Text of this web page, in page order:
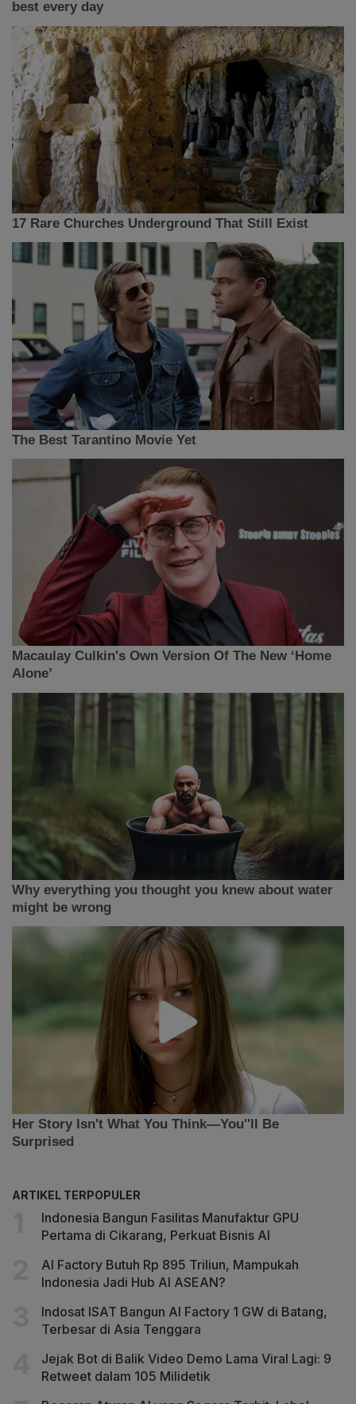
ARTIKEL TERPOPULER
Indonesia Bangun Fasilitas Manufaktur GPU
Pertama di Cikarang, Perkuat Bisnis AI
AI Factory Butuh Rp 895 Triliun, Mampukah
Indonesia Jadi Hub AI ASEAN?
Indosat ISAT Bangun AI Factory 1 GW di Batang,
Terbesar di Asia Tenggara
Jejak Bot di Balik Video Demo Lama Viral Lagi: 9
Retweet dalam 105 Milidetik